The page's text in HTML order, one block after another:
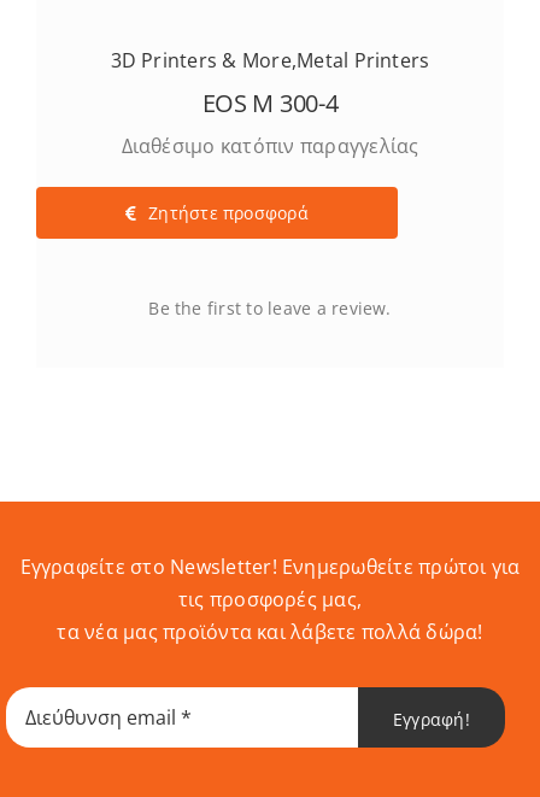
3D Printers & More,Metal Printers
EOS M 300-4
Διαθέσιμο κατόπιν παραγγελίας
Ζητήστε προσφορά
Be the first to leave a review.
Εγγραφείτε στο Newsletter! Eνημερωθείτε πρώτοι για
τις προσφορές μας,
τα νέα μας προϊόντα και λάβετε πολλά δώρα!
Εγγραφή!